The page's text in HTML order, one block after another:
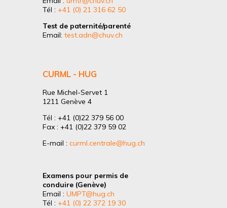
Tél : +41 (0) 21 316 62 50
Test de paternité/parenté
Email: test.adn@chuv.ch
CURML - HUG
Rue Michel-Servet 1
1211 Genève 4
Tél : +41 (0)22 379 56 00
Fax : +41 (0)22 379 59 02
E-mail : curml.centrale@hug.ch
Examens pour permis de
conduire (Genève)
Email : UMPT@hug.ch
Tél : +41 (0) 22 372 19 30